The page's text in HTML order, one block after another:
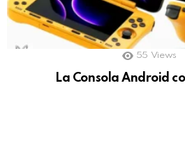
55 Views
La Consola Android